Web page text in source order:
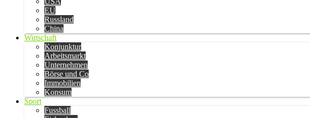
EU
Russland
China
Wirtschaft
Konjunktur
Arbeitsmarkt
Unternehmen
Börse und Co
Immobilien
Konsum
Sport
Fussball